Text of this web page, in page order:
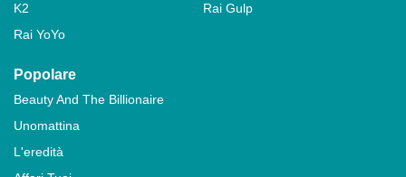
K2
Rai Gulp
Rai YoYo
Popolare
Beauty And The Billionaire
Unomattina
L'eredità